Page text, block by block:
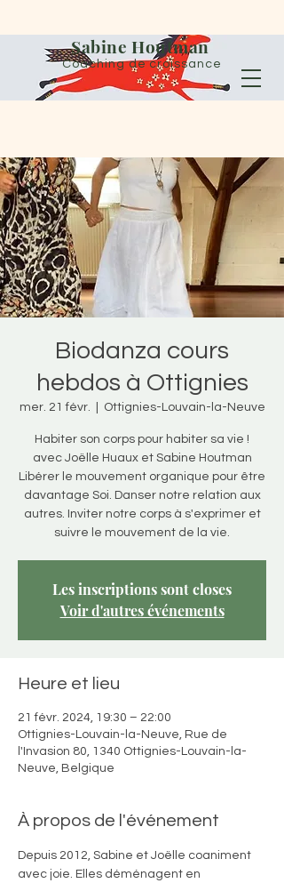
Sabine Houtman
Coaching de croissance
Biodanza cours
hebdos à Ottignies
mer. 21 févr. Ottignies-Louvain-la-Neuve
Habiter son corps pour habiter sa vie !
avec Joëlle Huaux et Sabine Houtman
Libérer le mouvement organique pour être
davantage Soi. Danser notre relation aux
autres. Inviter notre corps à s'exprimer et
suivre le mouvement de la vie.
Les inscriptions sont closes
Voir d'autres événements
Heure et lieu
21 févr. 2024, 19:30 – 22:00
Ottignies-Louvain-la-Neuve, Rue de
l'Invasion 80, 1340 Ottignies-Louvain-la-
Neuve, Belgique
À propos de l'événement
Depuis 2012, Sabine et Joëlle coaniment
avec joie. Elles déménagent en